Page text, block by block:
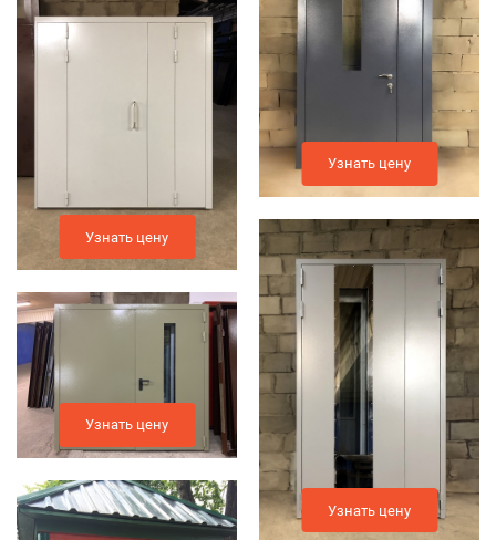
Узнать цену
Узнать цену
Узнать цену
Узнать цену